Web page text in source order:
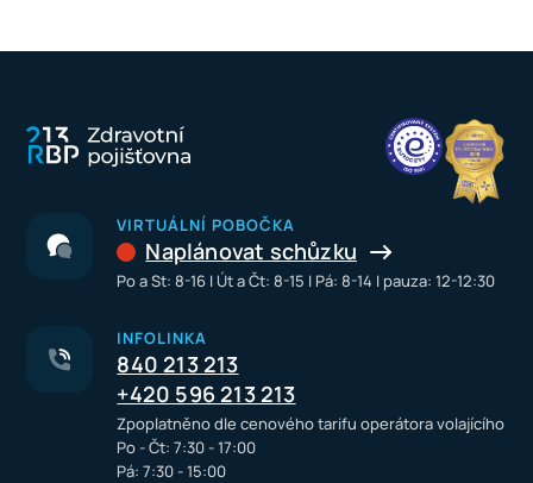
VIRTUÁLNÍ POBOČKA
Naplánovat schůzku
Po a St: 8-16 I Út a Čt: 8-15 I Pá: 8-14 I pauza: 12-12:30
INFOLINKA
840 213 213
+420 596 213 213
Zpoplatněno dle cenového tarifu operátora volajícího
Po - Čt: 7:30 - 17:00
Pá: 7:30 - 15:00